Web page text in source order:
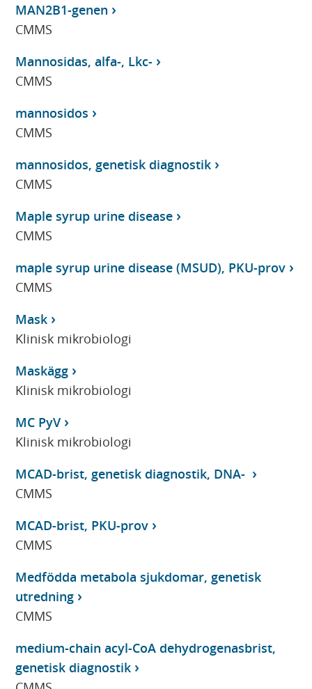
MAN2B1-genen
CMMS
Mannosidas, alfa-, Lkc-
CMMS
mannosidos
CMMS
mannosidos, genetisk diagnostik
CMMS
Maple syrup urine disease
CMMS
maple syrup urine disease (MSUD), PKU-prov
CMMS
Mask
Klinisk mikrobiologi
Maskägg
Klinisk mikrobiologi
MC PyV
Klinisk mikrobiologi
MCAD-brist, genetisk diagnostik, DNA-
CMMS
MCAD-brist, PKU-prov
CMMS
Medfödda metabola sjukdomar, genetisk
utredning
CMMS
medium-chain acyl-CoA dehydrogenasbrist,
genetisk diagnostik